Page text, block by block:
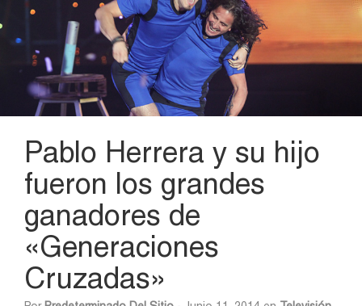
Pablo Herrera y su hijo
fueron los grandes
ganadores de
«Generaciones
Cruzadas»